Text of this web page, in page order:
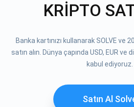
KRİPTO
Banka kartınızı kullanarak SOLVE ve
satın alın. Dünya çapında USD, EUR
kabul ediyoruz.
Satın Al